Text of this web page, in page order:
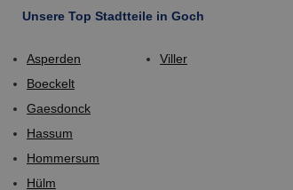
Unsere Top Stadtteile in Goch
Asperden
Boeckelt
Gaesdonck
Hassum
Hommersum
Hülm
Viller